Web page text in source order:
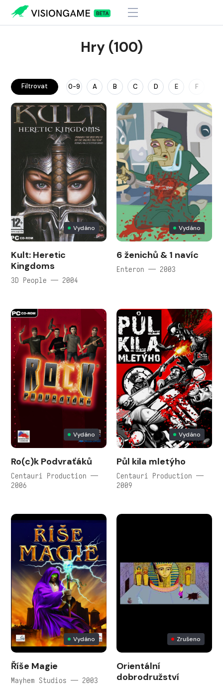
Hry (100)
Filtrovat 0-9 A B C D E F
Vydáno
Kult: Heretic
Kingdoms
3D People — 2004
Vydáno
6 ženichů & 1 navíc
Enteron — 2003
Vydáno
Ro(c)k Podvraťáků
Centauri Production —
2006
Vydáno
Půl kila mletýho
Centauri Production —
2009
Vydáno
Říše Magie
Mayhem Studios — 2003
Zrušeno
Orientální
dobrodružství